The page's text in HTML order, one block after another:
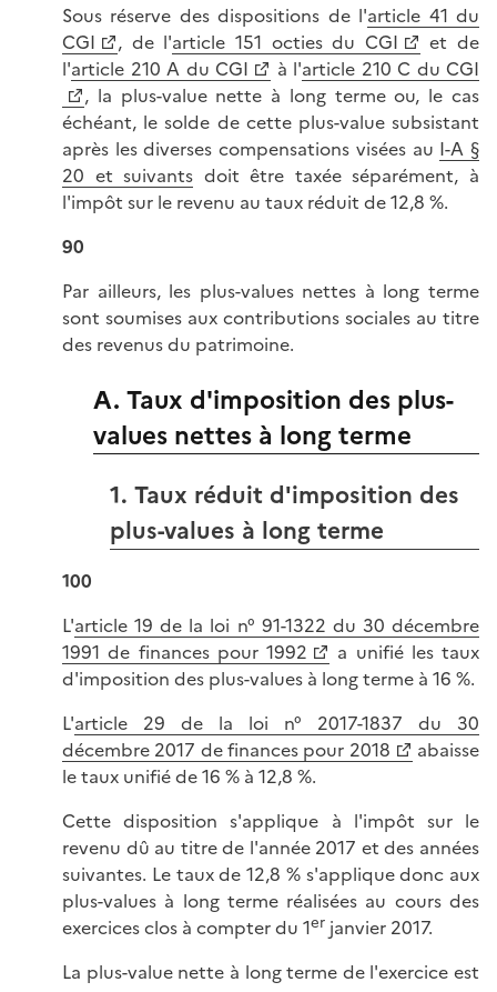
Sous réserve des dispositions de l'article 41 du
CGI
, de l'article 151 octies du CGI
et de
l'article 210 A du CGI à l'article 210 C du CGI
, la plus-value nette à long terme ou, le cas
échéant, le solde de cette plus-value subsistant
après les diverses compensations visées au I-A §
20 et suivants doit être taxée séparément, à
l'impôt sur le revenu au taux réduit de 12,8 %.
90
Par ailleurs, les plus-values nettes à long terme
sont soumises aux contributions sociales au titre
des revenus du patrimoine.
A. Taux d'imposition des plus-
values nettes à long terme
1. Taux réduit d'imposition des
plus-values à long terme
100
L'article 19 de la loi n° 91-1322 du 30 décembre
1991 de finances pour 1992
a unifié les taux
d'imposition des plus-values à long terme à 16 %.
L'article 29 de la loi n° 2017-1837 du 30
décembre 2017 de finances pour 2018
abaisse
le taux unifié de 16 % à 12,8 %.
Cette disposition s'applique à l'impôt sur le
revenu dû au titre de l'année 2017 et des années
suivantes. Le taux de 12,8 % s'applique donc aux
plus-values à long terme réalisées au cours des
exercices clos à compter du 1er janvier 2017.
La plus-value nette à long terme de l'exercice est